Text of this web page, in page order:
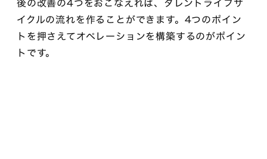
後の改善の4つをおこなえれば、タレントライフサ
イクルの流れを作ることができます。4つのポイン
トを押さえてオペレーションを構築するのがポイン
トです。